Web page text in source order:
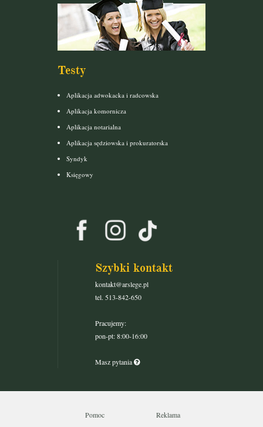
Testy
Aplikacja adwokacka i radcowska
Aplikacja komornicza
Aplikacja notarialna
Aplikacja sędziowska i prokuratorska
Syndyk
Księgowy
Szybki kontakt
kontakt@arslege.pl
tel. 513-842-650
Pracujemy:
pon-pt: 8:00-16:00
Masz pytania
Pomoc Reklama